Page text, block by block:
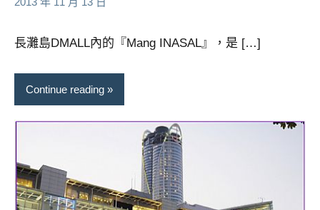
長灘島DMALL內的『Mang INASAL』，是 […]
Continue reading